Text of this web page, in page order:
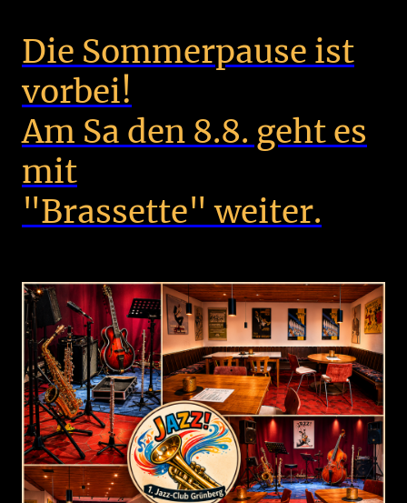
Die Sommerpause ist
vorbei!
Am Sa den 8.8. geht es
mit
"Brassette" weiter.